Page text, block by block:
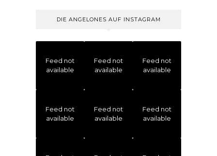
DIE ANGELONES AUF INSTAGRAM
Feed not
available
Feed not
available
Feed not
available
Feed not
available
Feed not
available
Feed not
available